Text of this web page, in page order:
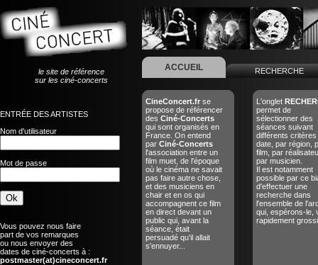
le site de référence
sur les ciné-concerts
ENTRÉE DES ARTISTES
Nom d'utilisateur
Mot de passe
Vous pouvez nous faire
part de vos remarques
ou nous envoyer des
dates de ciné-concerts à :
postmaster(at)cineconcert.fr
ACCUEIL RECHERCHE
CineConcert.fr se
propose de référencer
des Ciné-Concerts
qui sont organisés en
France. On entend
par Ciné-Concerts
l'association entre un
film muet, de l'époque
où le cinéma ne savait
pas faire autre chose,
et des musiciens en
chair et en os qui
accompagnent ce film
en direct devant un
public qui, avant la
séance, était
persuadé qu'il allait
s'ennuyer...
L'onglet
permet de
sélectionner des
séances suivant
différents critères
date, par région,
film, par
par musicien.
Il est notamment
possible par ce
d'effectuer une
recherche dans
l'ensemble de
qui, espérons-le,
rapidement